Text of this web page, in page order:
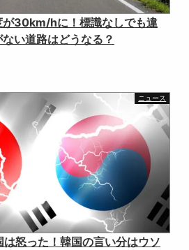
が30km/hに！標識なしでも違
い道路はどうなる？
ニュース
怒った！韓国の言い分はウソ